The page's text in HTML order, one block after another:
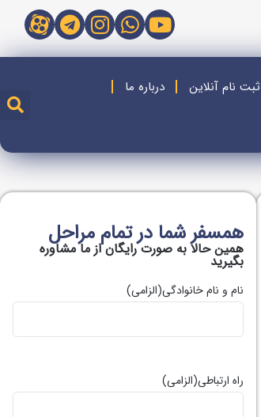
ثبت نام آنلاین
درباره ما
همسفر شما در تمام مراحل
همین حالا به صورت رایگان از ما مشاوره
بگیريد
نام و نام خانوادگی(الزامی)
راه ارتباطی(الزامی)